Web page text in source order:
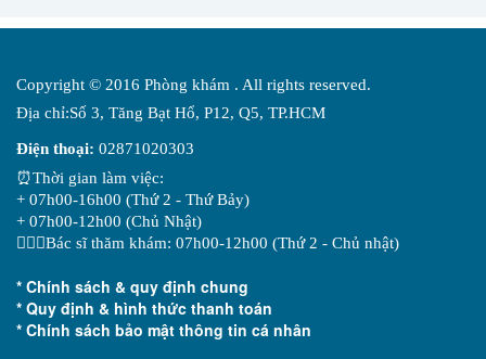
Copyright © 2016 Phòng khám . All rights reserved.
Địa chỉ:Số 3, Tăng Bạt Hổ, P12, Q5, TP.HCM
Điện thoại: 02871020303
⏰Thời gian làm việc:
+ 07h00-16h00 (Thứ 2 - Thứ Bảy)
+ 07h00-12h00 (Chủ Nhật)
👨🏻‍⚕️Bác sĩ thăm khám: 07h00-12h00 (Thứ 2 - Chủ nhật)
* Chính sách & quy định chung
* Quy định & hình thức thanh toán
* Chính sách bảo mật thông tin cá nhân